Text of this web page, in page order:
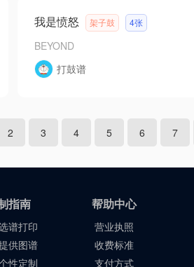
我是愤怒 架子鼓 4张
BEYOND
打鼓谱
2 3 4 5 6 7
指南
谱打印
供图谱
性定制
帮助中心
营业执照
收费标准
支付方式